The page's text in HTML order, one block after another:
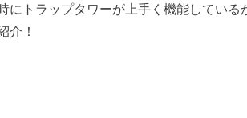
にトラップタワーが上手く機能してい
介！